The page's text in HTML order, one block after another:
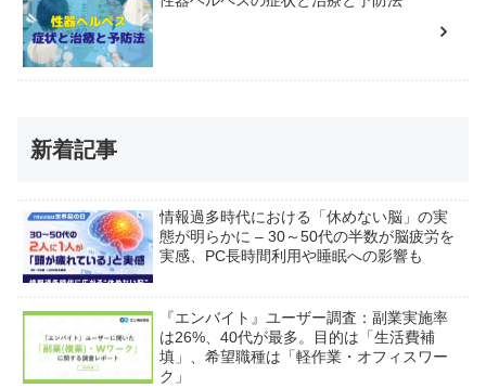
新着記事
情報過多時代における「休めない脳」の実
態が明らかに – 30～50代の半数が脳疲労を
実感、PC長時間利用や睡眠への影響も
『エンバイト』ユーザー調査：副業実施率
は26%、40代が最多。目的は「生活費補
填」、希望職種は「軽作業・オフィスワー
ク」